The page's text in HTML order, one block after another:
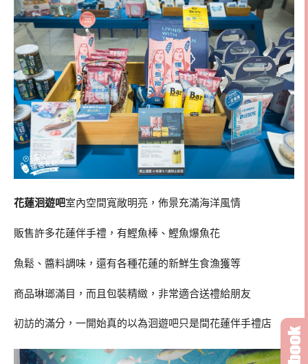
花蓮洄遊吧室內空間寬敞明亮，佈景充滿海洋風情
販售許多花蓮伴手禮，有鰹魚棒、鰹魚爆魚花
魚鬆、醬料調味，還有各種花蓮的新鮮生食漁獲等
商品琳瑯滿目，而且包裝精緻，非常適合送禮給朋友
初訪的滿分，一開始真的以為洄遊吧只是間花蓮伴手禮店